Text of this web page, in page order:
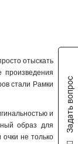
отыскать
стали Рамки
и
образ для
не только
Задать вопрос